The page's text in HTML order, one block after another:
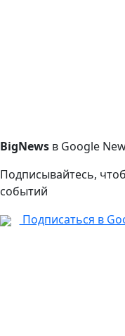
BigNewsв Google
Подписывайтесь,
событий
Подписаться в